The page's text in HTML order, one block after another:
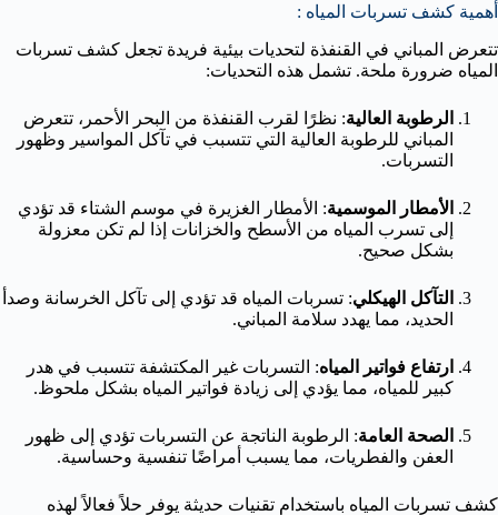
أهمية كشف تسربات المياه :
تتعرض المباني في القنفذة لتحديات بيئية فريدة تجعل كشف تسربات
المياه ضرورة ملحة. تشمل هذه التحديات:
الرطوبة العالية: نظرًا لقرب القنفذة من البحر الأحمر، تتعرض
المباني للرطوبة العالية التي تتسبب في تآكل المواسير وظهور
التسربات.
الأمطار الموسمية: الأمطار الغزيرة في موسم الشتاء قد تؤدي
إلى تسرب المياه من الأسطح والخزانات إذا لم تكن معزولة
بشكل صحيح.
التآكل الهيكلي: تسربات المياه قد تؤدي إلى تآكل الخرسانة وصدأ
الحديد، مما يهدد سلامة المباني.
ارتفاع فواتير المياه: التسربات غير المكتشفة تتسبب في هدر
كبير للمياه، مما يؤدي إلى زيادة فواتير المياه بشكل ملحوظ.
الصحة العامة: الرطوبة الناتجة عن التسربات تؤدي إلى ظهور
العفن والفطريات، مما يسبب أمراضًا تنفسية وحساسية.
كشف تسربات المياه باستخدام تقنيات حديثة يوفر حلاً فعالاً لهذه